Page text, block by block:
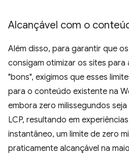
Alcançável com o
Além disso, para garantir que
consigam otimizar os sites para
"bons", exigimos que esses
para o conteúdo existente na
embora zero milissegundos
LCP, resultando em
instantâneo, um limite de zero
praticamente alcançável na